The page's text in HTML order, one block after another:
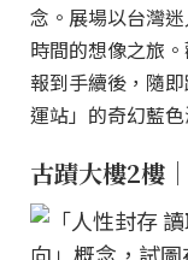
念。展場以台灣
時間的想像之旅
報到手續後，隨
運站」的奇幻藍色
古蹟大樓2樓